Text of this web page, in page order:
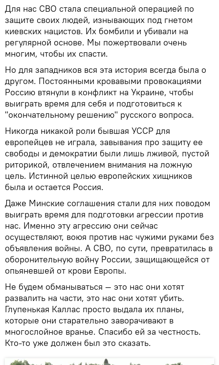
Для нас СВО стала специальной операцией по
защите своих людей, изнывающих под гнетом
киевских нацистов. Их бомбили и убивали на
регулярной основе. Мы пожертвовали очень
многим, чтобы их спасти.
Но для западников вся эта история всегда была о
другом. Постоянными кровавыми провокациями
Россию втянули в конфликт на Украине, чтобы
выиграть время для себя и подготовиться к
"окончательному решению" русского вопроса.
Никогда никакой роли бывшая УССР для
европейцев не играла, завывания про защиту ее
свободы и демократии были лишь лживой, пустой
риторикой, отвлечением внимания на ложную
цель. Истинной целью европейских хищников
была и остается Россия.
Даже Минские соглашения стали для них поводом
выиграть время для подготовки агрессии против
нас. Именно эту агрессию они сейчас
осуществляют, воюя против нас чужими руками без
объявления войны. А СВО, по сути, превратилась в
оборонительную войну России, защищающейся от
опьяневшей от крови Европы.
Не будем обманываться — это нас они хотят
развалить на части, это нас они хотят убить.
Глупенькая Каллас просто выдала их планы,
которые они старательно заворачивают в
многослойное вранье. Спасибо ей за честность.
Кто-то уже должен был это сказать.